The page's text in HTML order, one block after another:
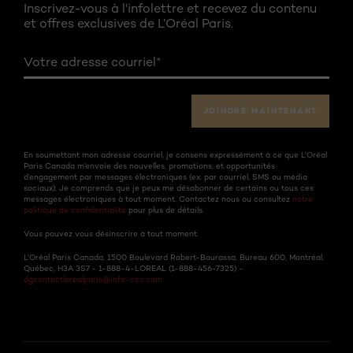
Inscrivez-vous à l'infolettre et recevez du contenu
et offres exclusives de L’Oréal Paris.
Votre adresse courriel *
JOINDRE MAINTENANT
En soumettant mon adresse courriel, je consens expressément à ce que L'Oréal
Paris Canada m’envoie des nouvelles, promotions, et opportunités
d’engagement par messages électroniques (ex. par courriel, SMS ou média
sociaux). Je comprends que je peux me désabonner de certains ou tous ces
messages électroniques à tout moment. Contactez nous ou consultez notre
politique de confidentialité pour plus de détails.
Vous pouvez vous désinscrire à tout moment.
L’Oréal Paris Canada, 1500 Boulevard Robert-Bourassa, Bureau 600, Montréal,
Québec, H3A 3S7 - 1-888-4-LOREAL (1-888-456-7325) -
dgcontactlorealparis@info-ccc.com